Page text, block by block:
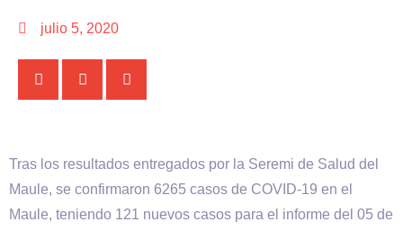
julio 5, 2020
Tras los resultados entregados por la Seremi de Salud del
Maule, se confirmaron 6265 casos de COVID-19 en el
Maule, teniendo 121 nuevos casos para el informe del 05 de